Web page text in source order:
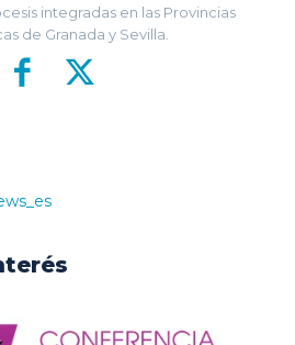
integradas en las Provincias
de Granada y Sevilla.